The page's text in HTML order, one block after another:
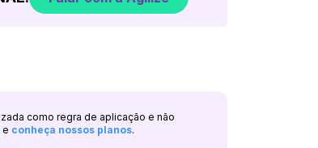
como regra de aplicação e não
e conheça nossos planos.